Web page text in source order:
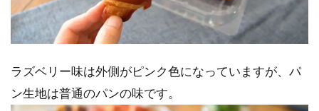
ラズベリー味は外側がピンク色になっていますが、パ
ン生地は普通のパンの味です。